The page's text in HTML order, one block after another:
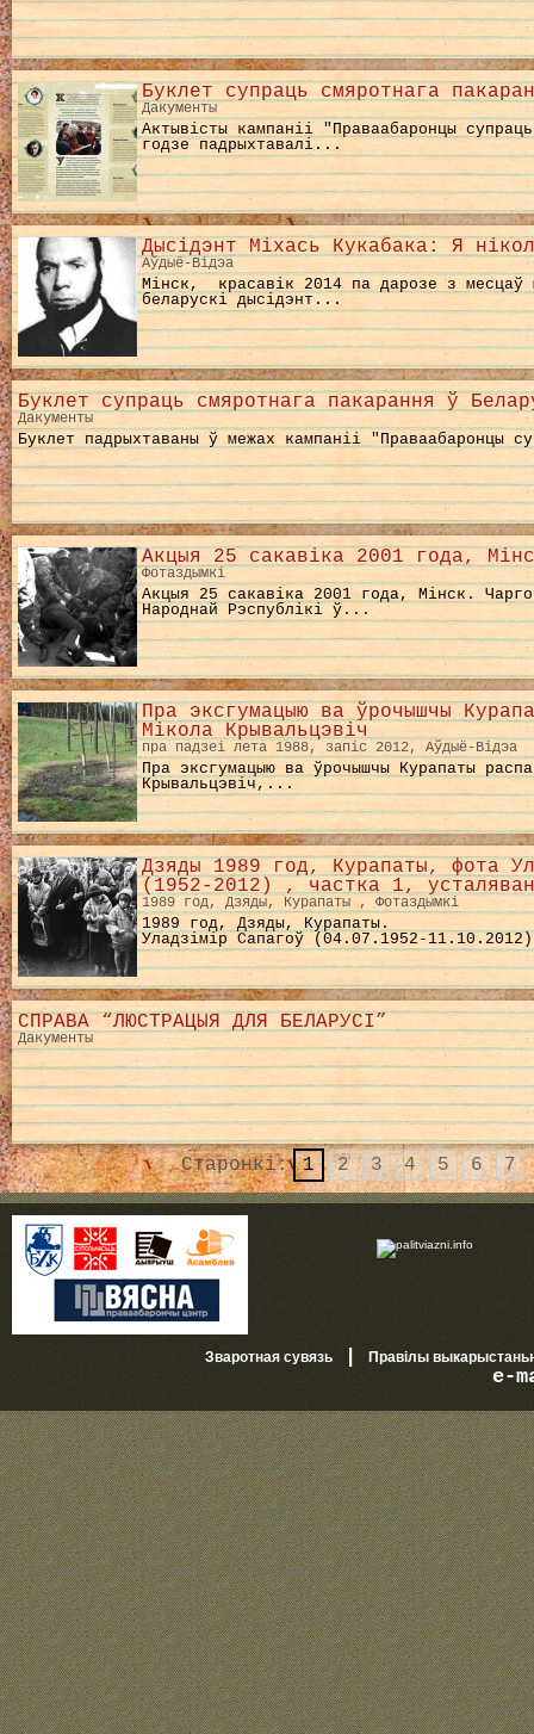
Буклет супраць смяротнага
Дакументы
Актывісты кампаніі "Праваабаронцы
годзе падрыхтавалі...
Дысідэнт Міхась Кукабака: Я
Aўдыё-Відэа
Мінск, красавік 2014 па дарозе з месцаў
беларускі дысідэнт...
Буклет супраць смяротнага пакарання ў
Дакументы
Буклет падрыхтаваны ў межах кампаніі "Праваабаронцы
Акцыя 25 cакавіка 2001 года,
Фотаздымкі
Акцыя 25 cакавіка 2001 года, Мінск.
Народнай Рэспублікі ў...
Пра эксгумацыю ва ўрочышчы
Мікола Крывальцэвіч
пра падзеі лета 1988, запіс 2012, Aўдыё-Відэа
Пра эксгумацыю ва ўрочышчы Курапаты
Крывальцэвіч,...
Дзяды 1989 год, Курапаты, фота
(1952-2012) , частка 1,
1989 год, Дзяды, Курапаты , Фотаздымкі
1989 год, Дзяды, Курапаты.
Уладзімір Сапагоў (04.07.1952-
СПРАВА “ЛЮСТРАЦЫЯ ДЛЯ БЕЛАРУСІ”
Дакументы
Старонкі: 1 2 3 4 5 6 7
Зваротная сувязь| Правілы
e-